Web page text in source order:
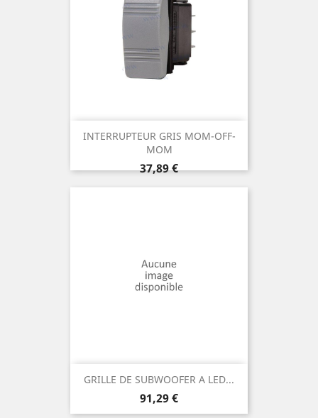
INTERRUPTEUR GRIS MOM-OFF-
MOM
Prix
37,89 €
GRILLE DE SUBWOOFER A LED...
Prix
91,29 €